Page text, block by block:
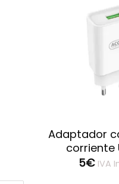
Adaptador
corriente
5€ IVA